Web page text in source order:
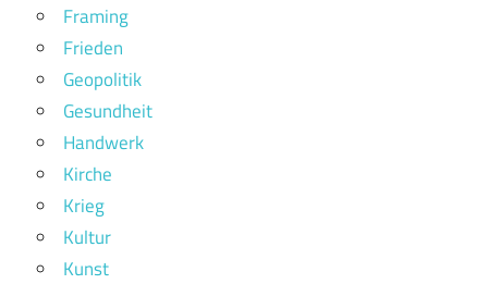
Framing
Frieden
Geopolitik
Gesundheit
Handwerk
Kirche
Krieg
Kultur
Kunst